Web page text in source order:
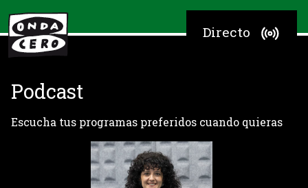
Directo
Podcast
Escucha tus programas preferidos cuando quieras